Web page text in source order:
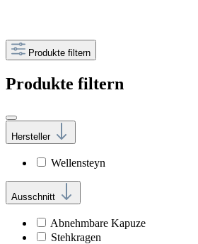
Produkte filtern
Produkte filtern
Hersteller
Wellensteyn
Ausschnitt
Abnehmbare Kapuze
Stehkragen